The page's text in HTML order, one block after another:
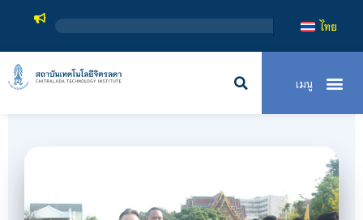
สถาบันเทคโนโลยีจิตรลดา เป็นส
ไทย